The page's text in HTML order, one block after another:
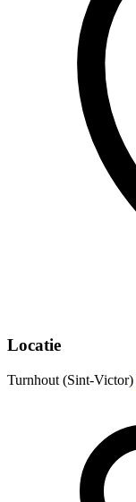
Locatie
Turnhout (Sint-Victor)